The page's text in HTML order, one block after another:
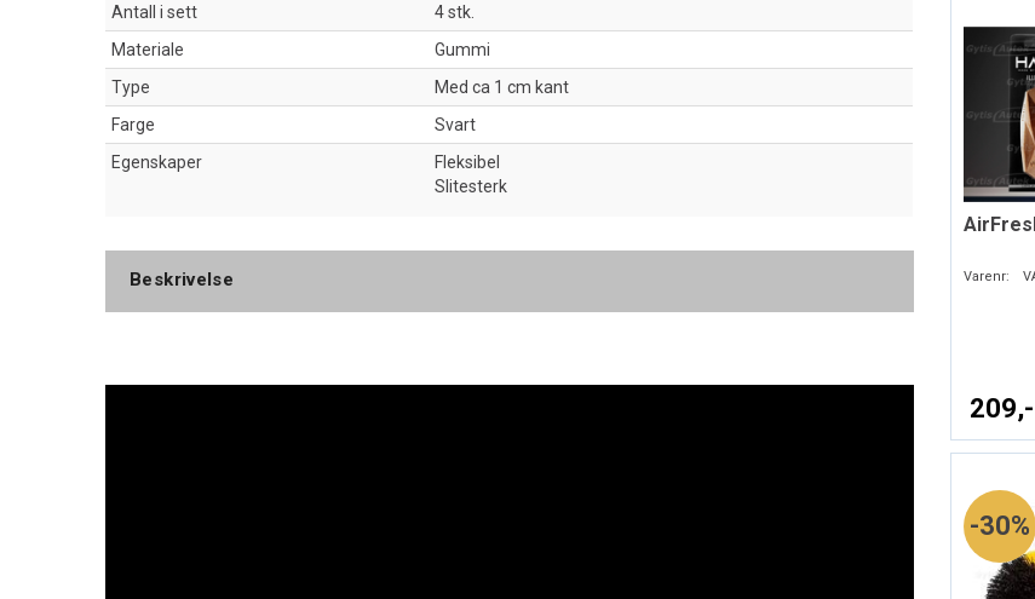
Antall i sett
4 stk.
Materiale
Gummi
Type
Med ca 1 cm kant
Farge
Svart
Egenskaper
Fleksibel
Slitesterk
Beskrivelse Varenr:
209,-
30%